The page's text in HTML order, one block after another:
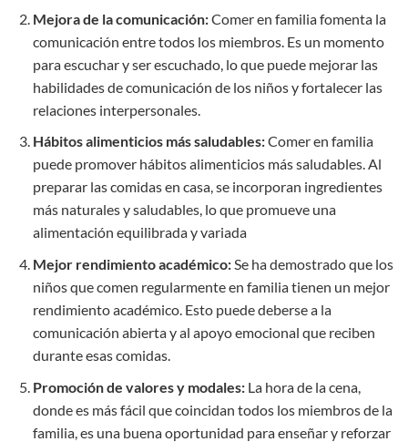
Mejora de la comunicación:Comer en familia fomenta la
comunicación entre todos los miembros. Es un momento
para escuchar y ser escuchado, lo que puede mejorar las
habilidades de comunicación de los niños y fortalecer las
relaciones interpersonales.
Hábitos alimenticios más saludables:Comer en familia
puede promover hábitos alimenticios más saludables. Al
preparar las comidas en casa, se incorporan ingredientes
más naturales y saludables, lo que promueve una
alimentación equilibrada y variada
Mejor rendimiento académico:Se ha demostrado que los
niños que comen regularmente en familia tienen un mejor
rendimiento académico. Esto puede deberse a la
comunicación abierta y al apoyo emocional que reciben
durante esas comidas.
Promoción de valores y modales:La hora de la cena,
donde es más fácil que coincidan todos los miembros de la
familia, es una buena oportunidad para enseñar y reforzar